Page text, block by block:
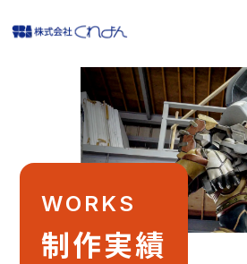
WORKS
制作実績